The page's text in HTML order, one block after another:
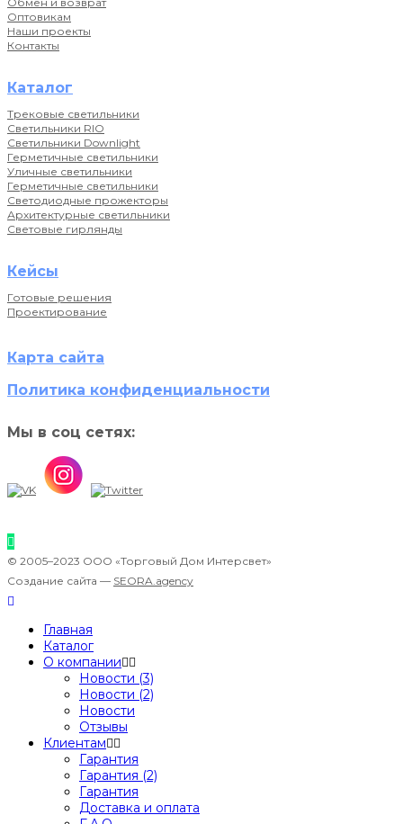
Оптовикам
Наши проекты
Контакты
Каталог
Трековые светильники
Светильники RIO
Светильники Downlight
Герметичные светильники
Уличные светильники
Герметичные светильники
Светодиодные прожекторы
Архитектурные светильники
Световые гирлянды
Кейсы
Готовые решения
Проектирование
Карта сайта
Политика конфиденциальности
Мы в соц сетях:
© 2005–2023 ООО «Торговый Дом Интерсвет»
Создание сайта — SEORA.agency
Главная
Каталог
О компании
Новости (3)
Новости (2)
Новости
Отзывы
Клиентам
Гарантия
Гарантия (2)
Гарантия
Доставка и оплата